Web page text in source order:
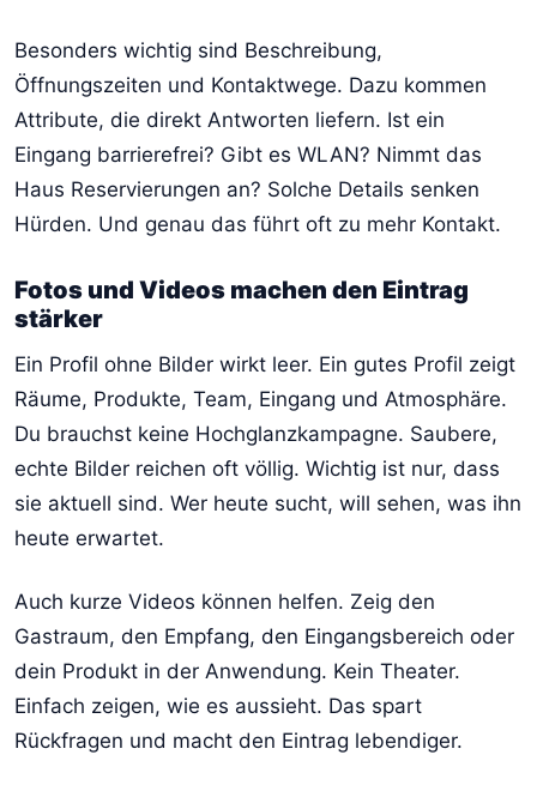
Besonders wichtig sind Beschreibung,
Öffnungszeiten und Kontaktwege. Dazu kommen
Attribute, die direkt Antworten liefern. Ist ein
Eingang barrierefrei? Gibt es WLAN? Nimmt das
Haus Reservierungen an? Solche Details senken
Hürden. Und genau das führt oft zu mehr Kontakt.
Fotos und Videos machen den Eintrag
stärker
Ein Profil ohne Bilder wirkt leer. Ein gutes Profil zeigt
Räume, Produkte, Team, Eingang und Atmosphäre.
Du brauchst keine Hochglanzkampagne. Saubere,
echte Bilder reichen oft völlig. Wichtig ist nur, dass
sie aktuell sind. Wer heute sucht, will sehen, was ihn
heute erwartet.
Auch kurze Videos können helfen. Zeig den
Gastraum, den Empfang, den Eingangsbereich oder
dein Produkt in der Anwendung. Kein Theater.
Einfach zeigen, wie es aussieht. Das spart
Rückfragen und macht den Eintrag lebendiger.